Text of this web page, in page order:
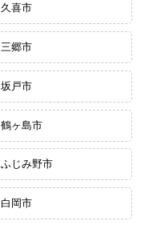
久喜市
三郷市
坂戸市
鶴ヶ島市
ふじみ野市
白岡市